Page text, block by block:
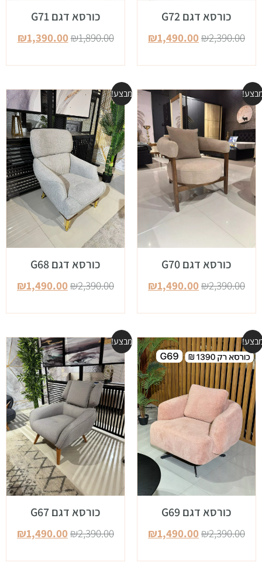
כורסא דגם G72
₪2,390.00
₪1,490.00
כורסא דגם G71
₪1,890.00
₪1,390.00
כורסא דגם G70
₪2,390.00
₪1,490.00
מבצע!
כורסא דגם G68
₪2,390.00
₪1,490.00
כורסא דגם G69
₪2,390.00
₪1,490.00
מבצע!
כורסא דגם G67
₪2,390.00
₪1,490.00